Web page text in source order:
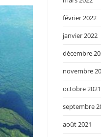
février 2022
janvier 2022
décembre
novembre
octobre 2021
septembre
août 2021